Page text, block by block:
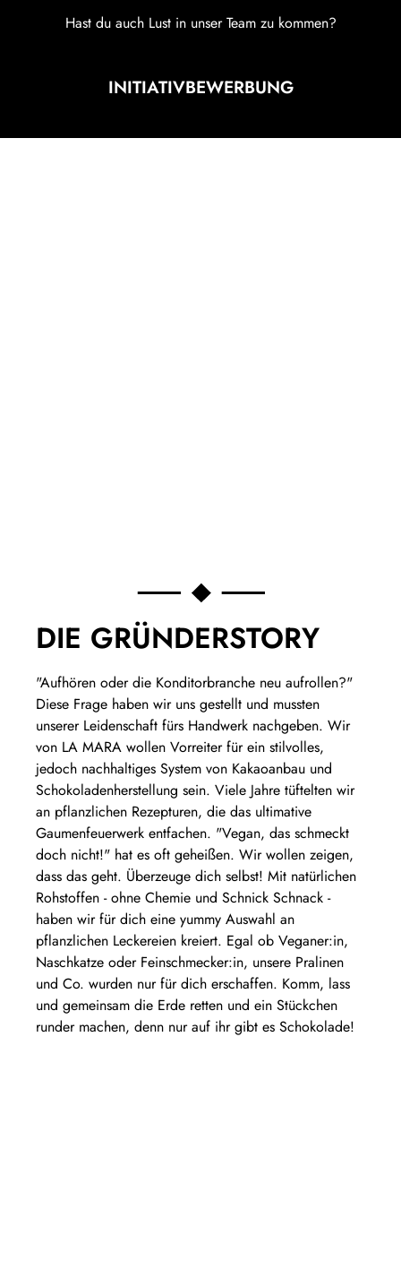
Hast du auch Lust in unser Team zu kommen?
INITIATIVBEWERBUNG
DIE GRÜNDERSTORY
"Aufhören oder die Konditorbranche neu aufrollen?"
Diese Frage haben wir uns gestellt und mussten
unserer Leidenschaft fürs Handwerk nachgeben. Wir
von LA MARA wollen Vorreiter für ein stilvolles,
jedoch nachhaltiges System von Kakaoanbau und
Schokoladenherstellung sein. Viele Jahre tüftelten wir
an pflanzlichen Rezepturen, die das ultimative
Gaumenfeuerwerk entfachen. "Vegan, das schmeckt
doch nicht!" hat es oft geheißen. Wir wollen zeigen,
dass das geht. Überzeuge dich selbst! Mit natürlichen
Rohstoffen - ohne Chemie und Schnick Schnack -
haben wir für dich eine yummy Auswahl an
pflanzlichen Leckereien kreiert. Egal ob Veganer:in,
Naschkatze oder Feinschmecker:in, unsere Pralinen
und Co. wurden nur für dich erschaffen. Komm, lass
und gemeinsam die Erde retten und ein Stückchen
runder machen, denn nur auf ihr gibt es Schokolade!